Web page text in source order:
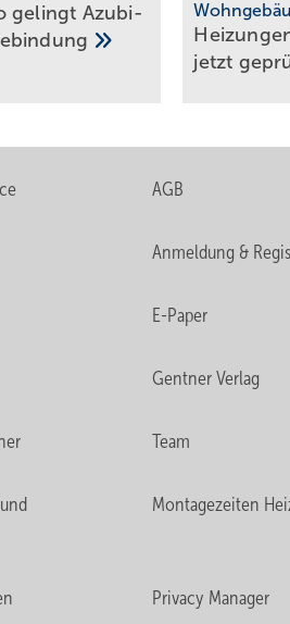
gelingt Azubi-
jetzt
AGB
Anmeldung &
E-Paper
Gentner Verlag
Team
Montagezeiten
Privacy Manager